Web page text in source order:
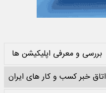
بررسی و معرفی اپلیکیشن ها
اتاق خبر کسب و کار های ایران